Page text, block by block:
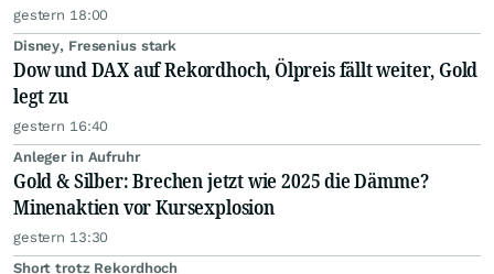
gestern 18:00
Disney, Fresenius stark
Dow und DAX auf Rekordhoch, Ölpreis fällt weiter, Gold
legt zu
gestern 16:40
Anleger in Aufruhr
Gold & Silber: Brechen jetzt wie 2025 die Dämme?
Minenaktien vor Kursexplosion
gestern 13:30
Short trotz Rekordhoch